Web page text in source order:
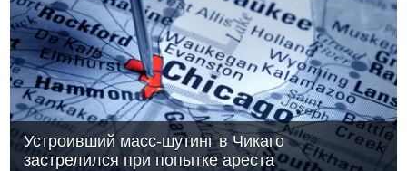
Устроивший масс-шутинг в Чикаго
застрелился при попытке ареста